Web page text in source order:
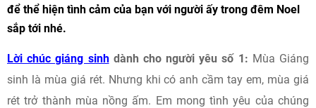
để thể hiện tình cảm của bạn với người ấy trong đêm Noel
sắp tới nhé.
Lời chúc giáng sinhdành cho người yêu số 1: Mùa Giáng
sinh là mùa giá rét. Nhưng khi có anh cầm tay em, mùa giá
rét trở thành mùa nồng ấm. Em mong tình yêu của chúng